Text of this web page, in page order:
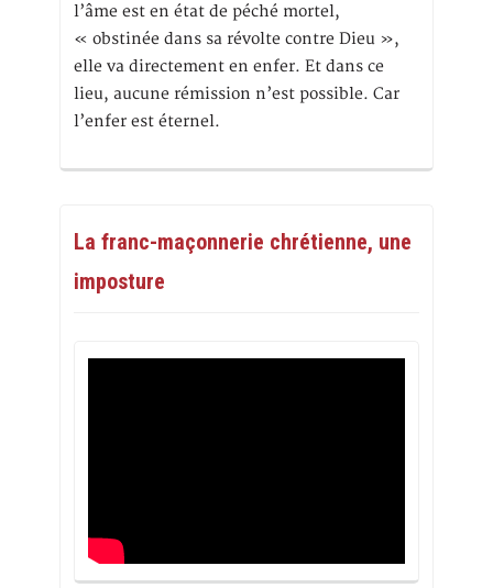
l’âme est en état de péché mortel,
« obstinée dans sa révolte contre Dieu »,
elle va directement en enfer. Et dans ce
lieu, aucune rémission n’est possible. Car
l’enfer est éternel.
La franc-maçonnerie chrétienne, une
imposture